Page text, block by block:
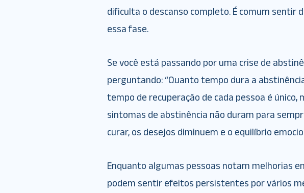
dificulta o descanso completo. É comum sentir
essa fase.
Se você está passando por uma crise de
perguntando: “Quanto tempo dura a
tempo de recuperação de cada pessoa é
sintomas de abstinência não duram para
curar, os desejos diminuem e o equilíbrio
Enquanto algumas pessoas notam melhorias
podem sentir efeitos persistentes por vários